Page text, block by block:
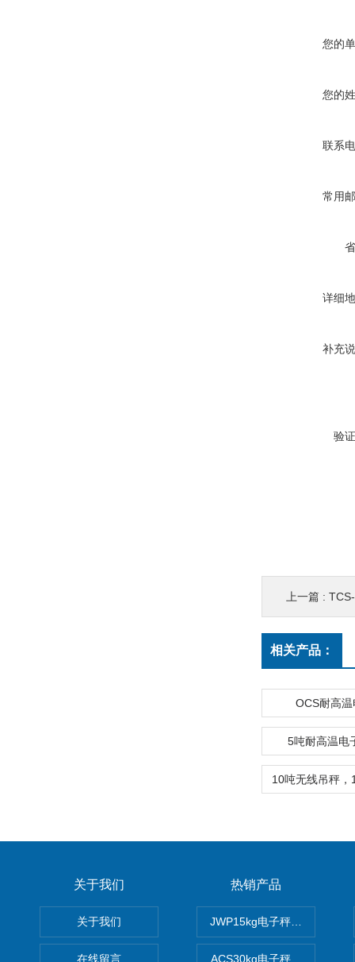
您的
您的
联系
常用
详细
补充
验
上一篇 : TCS-
相关产品：
OCS耐高
5吨耐高温电
关于我们
关于我们
在线留言
热销产品
JWP15kg电子秤价格,15公
ACS30kg电子秤价格,30公